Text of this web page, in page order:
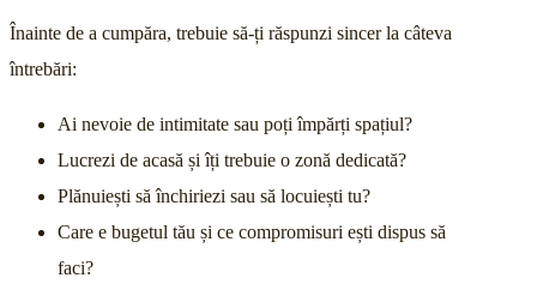
Înainte de a cumpăra, trebuie să-ți răspunzi sincer la câteva
întrebări:
Ai nevoie de intimitate sau poți împărți spațiul?
Lucrezi de acasă și îți trebuie o zonă dedicată?
Plănuiești să închiriezi sau să locuiești tu?
Care e bugetul tău și ce compromisuri ești dispus să
faci?